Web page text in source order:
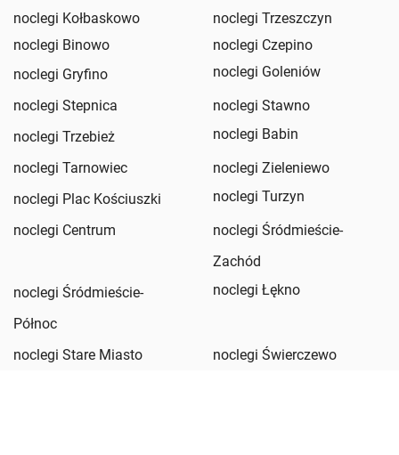
noclegi Kołbaskowo
noclegi Trzeszczyn
noclegi Binowo
noclegi Czepino
noclegi Gryfino
noclegi Goleniów
noclegi Stepnica
noclegi Stawno
noclegi Trzebież
noclegi Babin
noclegi Tarnowiec
noclegi Zieleniewo
noclegi Plac Kościuszki
noclegi Turzyn
noclegi Centrum
noclegi Śródmieście-
Zachód
noclegi Śródmieście-
Północ
noclegi Łękno
noclegi Stare Miasto noclegi Świerczewo